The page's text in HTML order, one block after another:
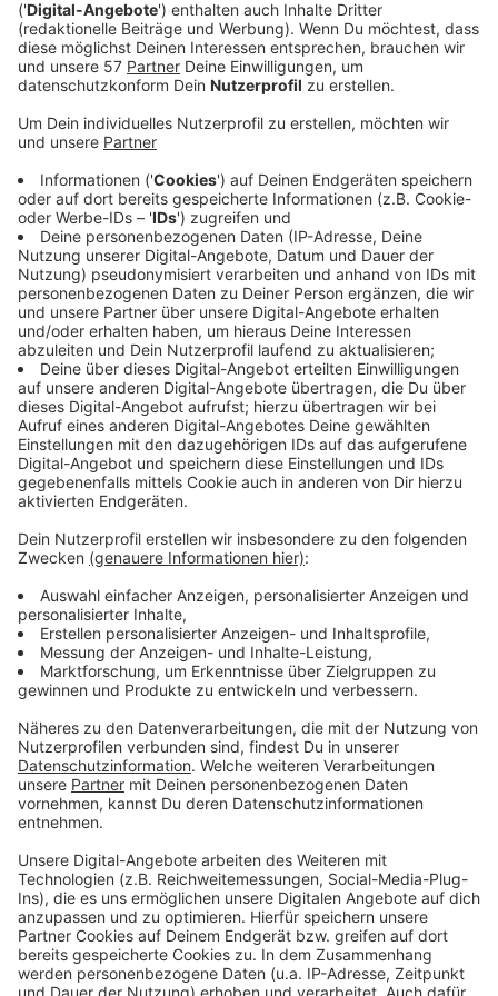
Anzeige
"In My Mind" war die Single, mit der sich Gigi
D'Agostino letztes Jahr zurückgemeldet hat. Jetzt
hat in der Produzent und Songwriter LA Vision für
seine Debüt Single mit ins Boot geholt. "Hollywood"
ist ein sommerlicher Electrotrack für die Gartenparty...
aber sicherlich auch für die herbstliche Hausfeier.
Anzeige
Wir benötigen Ihre
Zustimmung, um den YouTube
Video-Service zu laden!
Drittanbieters, um Videoinhalte
Daten zu Ihren Aktivitäten
sammeln. Bitte lesen Sie die
Details durch und stimmen Sie der
Nutzung des Service zu, um dieses
Mehr Informationen
Akzeptieren
powered byUsercentrics Consent
Management Platform
LA Vision & Gigi D'Agostino - Hollywood ( Official Lyric
Video )